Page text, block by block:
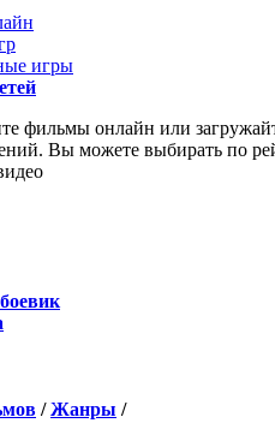
игры
фильмы онлайн или
Вы можете выбирать по
/Жанры /